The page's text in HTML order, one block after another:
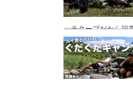
ッチタープだから設
を快適に過ごす為の
ト。